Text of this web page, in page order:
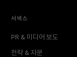
서비스
PR & 미디어 보도
전략 & 자문